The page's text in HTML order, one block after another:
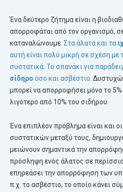
Ένα δεύτερο ζήτημα είναι η
απορροφάται από τον οργανισμό,
καταναλώνουμε. Στα άλατα και τα
αυτή είναι πολύ μικρή σε σχέση με
συστατικά Το σπανάκι για
σίδηρο όσο και ασβέστιο .
μπορεί να απορροφήσει μόνο το
λιγότερο από 10% του σιδήρου.
Ένα επιπλέον πρόβλημα είναι και
συστατικών μεταξύ τους,
μειώνουν σημαντικά την
πρόσληψη ενός άλατος σε
επηρεάσει την απορρόφηση των
π.χ. το ασβέστιο, το οποίο κάνει